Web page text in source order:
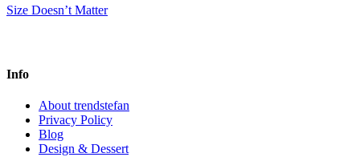
Size Doesn’t Matter
Info
About trendstefan
Privacy Policy
Blog
Design & Dessert